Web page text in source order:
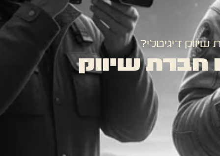
דיגיטלי?
חברת שיווק